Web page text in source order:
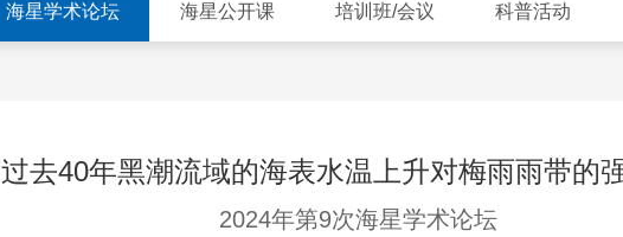
海星学术论坛 海星公开课 培训班/会议 科普活动
过去40年黑潮流域的海表水温上升对梅雨雨带的
2024年第9次海星学术论坛